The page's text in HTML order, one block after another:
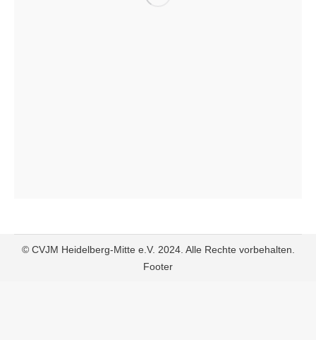
© CVJM Heidelberg-Mitte e.V. 2024. Alle Rechte vorbehalten.
Footer